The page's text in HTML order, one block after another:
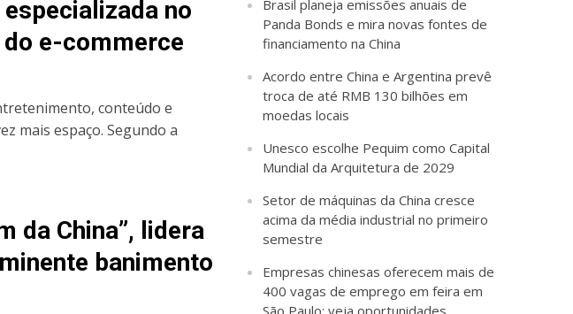
no
e-commerce
conteúdo e
mais espaço. Segundo a
da China”, lidera
banimento
Brasil planeja emissões anuais de
Panda Bonds e mira novas fontes de
financiamento na China
Acordo entre China e Argentina prevê
troca de até RMB 130 bilhões em
moedas locais
Unesco escolhe Pequim como Capital
Mundial da Arquitetura de 2029
Setor de máquinas da China cresce
acima da média industrial no primeiro
semestre
Empresas chinesas oferecem mais de
400 vagas de emprego em feira em
São Paulo; veja oportunidades